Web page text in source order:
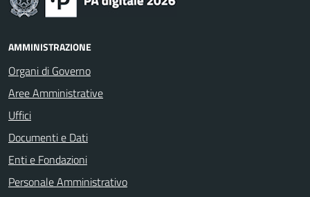
AMMINISTRAZIONE
Organi di Governo
Aree Amministrative
Uffici
Documenti e Dati
Enti e Fondazioni
Personale Amministrativo